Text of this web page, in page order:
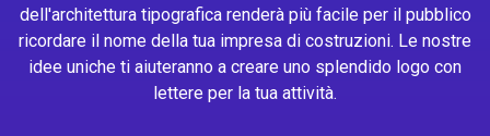
dell'architettura tipografica renderà più facile per il pubblico
ricordare il nome della tua impresa di costruzioni. Le nostre
idee uniche ti aiuteranno a creare uno splendido logo con
lettere per la tua attività.